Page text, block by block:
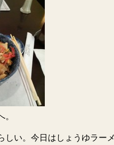
い。今日はしょうゆラー